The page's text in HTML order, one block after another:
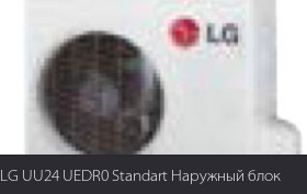
LG UU24 UEDR0 Standart Наружный блок